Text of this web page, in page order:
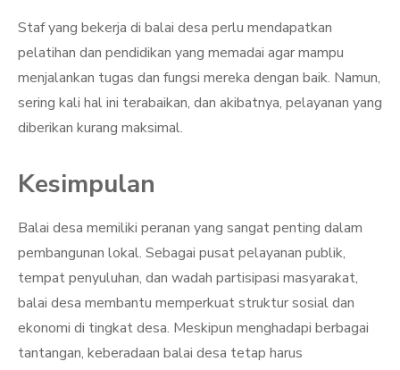
Staf yang bekerja di balai desa perlu mendapatkan
pelatihan dan pendidikan yang memadai agar mampu
menjalankan tugas dan fungsi mereka dengan baik. Namun,
sering kali hal ini terabaikan, dan akibatnya, pelayanan yang
diberikan kurang maksimal.
Kesimpulan
Balai desa memiliki peranan yang sangat penting dalam
pembangunan lokal. Sebagai pusat pelayanan publik,
tempat penyuluhan, dan wadah partisipasi masyarakat,
balai desa membantu memperkuat struktur sosial dan
ekonomi di tingkat desa. Meskipun menghadapi berbagai
tantangan, keberadaan balai desa tetap harus